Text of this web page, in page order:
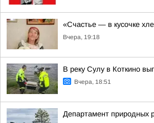
«Счастье — в кусочке
Вчера, 19:18
В реку Сулу в Коткино
Вчера, 18:51
Департамент природных